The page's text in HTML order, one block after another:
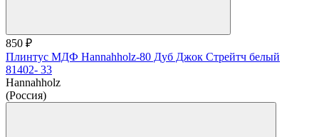
850 ₽
Плинтус МДФ Hannahholz-80 Дуб Джок Стрейтч белый
81402- 33
Hannahholz
(Россия)